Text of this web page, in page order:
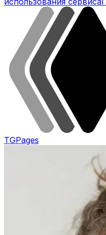
TGPages